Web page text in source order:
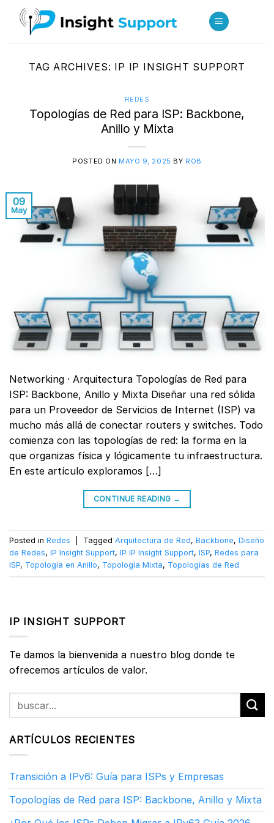
content
TAG ARCHIVES: IP IP INSIGHT SUPPORT
REDES
Topologías de Red para ISP: Backbone,
Anillo y Mixta
POSTED ON MAYO 9, 2025 BY ROB
09
May
Networking · Arquitectura Topologías de Red para
ISP: Backbone, Anillo y Mixta Diseñar una red sólida
para un Proveedor de Servicios de Internet (ISP) va
mucho más allá de conectar routers y switches. Todo
comienza con las topologías de red: la forma en la
que organizas física y lógicamente tu infraestructura.
En este artículo exploramos […]
CONTINUE READING →
Posted in Redes Tagged Arquitectura de Red, Backbone, Diseño
de Redes, IP Insight Support, IP IP Insight Support, ISP, Redes para
ISP, Topología en Anillo, Topología Mixta, Topologías de Red
IP INSIGHT SUPPORT
Te damos la bienvenida a nuestro blog donde te
ofrecemos artículos de valor.
ARTÍCULOS RECIENTES
Transición a IPv6: Guía para ISPs y Empresas
Topologías de Red para ISP: Backbone, Anillo y Mixta